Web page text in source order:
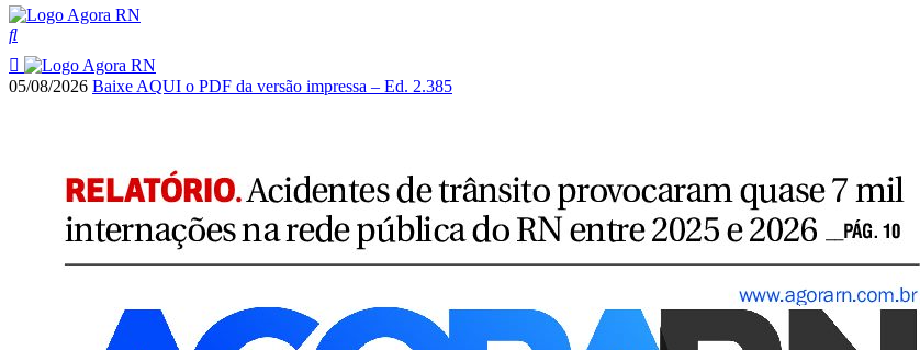
05/08/2026 Baixe AQUI o PDF da versão impressa – Ed. 2.385